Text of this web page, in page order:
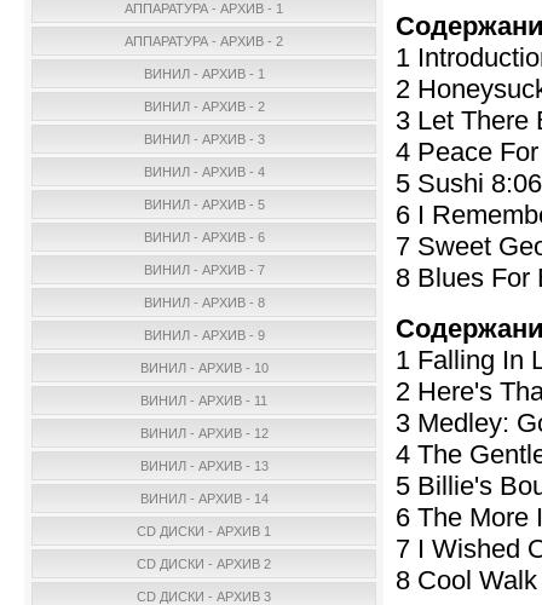
АППАРАТУРА - АРХИВ - 1
АППАРАТУРА - АРХИВ - 2
ВИНИЛ - АРХИВ - 1
ВИНИЛ - АРХИВ - 2
ВИНИЛ - АРХИВ - 3
ВИНИЛ - АРХИВ - 4
ВИНИЛ - АРХИВ - 5
ВИНИЛ - АРХИВ - 6
ВИНИЛ - АРХИВ - 7
ВИНИЛ - АРХИВ - 8
ВИНИЛ - АРХИВ - 9
ВИНИЛ - АРХИВ - 10
ВИНИЛ - АРХИВ - 11
ВИНИЛ - АРХИВ - 12
ВИНИЛ - АРХИВ - 13
ВИНИЛ - АРХИВ - 14
CD ДИСКИ - АРХИВ 1
CD ДИСКИ - АРХИВ 2
CD ДИСКИ - АРХИВ 3
1
2
3 Let There
4 Peace
5 Sushi 8:06
6 I
7 Sweet
8 Blues For
1 Falling In
2 Here's
3 Medley:
4 The
5 Billie's
6 The More
7 I Wished
8 Cool